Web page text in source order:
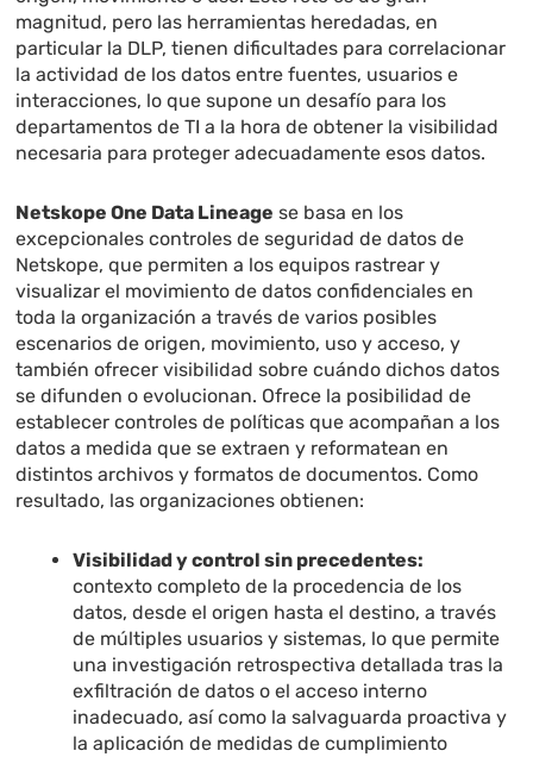
magnitud, pero las herramientas heredadas, en
particular la DLP, tienen dificultades para correlacionar
la actividad de los datos entre fuentes, usuarios e
interacciones, lo que supone un desafío para los
departamentos de TI a la hora de obtener la visibilidad
necesaria para proteger adecuadamente esos datos.
Netskope One Data Lineage se basa en los
excepcionales controles de seguridad de datos de
Netskope, que permiten a los equipos rastrear y
visualizar el movimiento de datos confidenciales en
toda la organización a través de varios posibles
escenarios de origen, movimiento, uso y acceso, y
también ofrecer visibilidad sobre cuándo dichos datos
se difunden o evolucionan. Ofrece la posibilidad de
establecer controles de políticas que acompañan a los
datos a medida que se extraen y reformatean en
distintos archivos y formatos de documentos. Como
resultado, las organizaciones obtienen:
Visibilidad y control sin precedentes:
contexto completo de la procedencia de los
datos, desde el origen hasta el destino, a través
de múltiples usuarios y sistemas, lo que permite
una investigación retrospectiva detallada tras la
exfiltración de datos o el acceso interno
inadecuado, así como la salvaguarda proactiva y
la aplicación de medidas de cumplimiento